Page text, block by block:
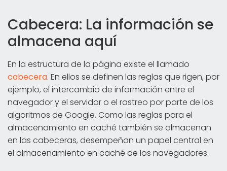
Cabecera: La información se
almacena aquí
En la estructura de la página existe el llamado
cabecera. En ellos se definen las reglas que rigen, por
ejemplo, el intercambio de información entre el
navegador y el servidor o el rastreo por parte de los
algoritmos de Google. Como las reglas para el
almacenamiento en caché también se almacenan
en las cabeceras, desempeñan un papel central en
el almacenamiento en caché de los navegadores.